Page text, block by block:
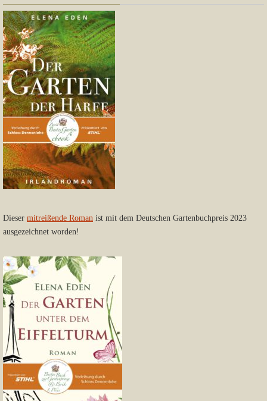
Dieser mitreißende Roman ist mit dem Deutschen Gartenbuchpreis 2023
ausgezeichnet worden!